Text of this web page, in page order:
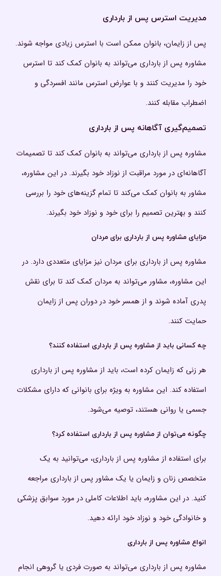
مدیریت استرس پس از بارداری
پس از زایمان، بانوان ممکن است با استرس زیادی مواجه شوند.
مشاوره پس از بارداری می‌تواند به بانوان کمک کند تا استرس
خود را مدیریت کنند و با عوارض استرس مانند افسردگی و
اضطراب مقابله کنند.
تصمیم‌گیری آگاهانه پس از بارداری
مشاوره پس از بارداری می‌تواند به بانوان کمک کند تا تصمیمات
آگاهانه‌ای در مورد مراقبت از نوزاد خود بگیرند. در این مشاوره،
مشاور به بانوان کمک می‌کند تا تمام گزینه‌های خود را بررسی
کنند و بهترین تصمیم را برای خود و نوزاد خود بگیرند.
مزایای مشاوره پس از بارداری برای مردان
مشاوره پس از بارداری برای مردان نیز مزایای متعددی دارد. در
این مشاوره، مشاور می‌تواند به مردان کمک کند تا برای نقش
پدری آماده شوند و از همسر خود در دوران پس از زایمان
حمایت کنند.
چه کسانی باید از مشاوره پس از بارداری استفاده کنند؟
هر زنی که زایمان کرده است، باید از مشاوره پس از بارداری
استفاده کند. این مشاوره به ویژه برای بانوانی که دارای مشکلات
جسمی یا روانی هستند، توصیه می‌شود.
چگونه می‌توان از مشاوره پس از بارداری استفاده کرد؟
برای استفاده از مشاوره پس از بارداری، می‌توانید به یک
متخصص زنان و زایمان یا یک مشاور پس از بارداری مراجعه
کنید. در این مشاوره، باید اطلاعات کاملی در مورد سوابق پزشکی
و خانوادگی خود و نوزاد خود ارائه دهید.
انواع مشاوره پس از بارداری
مشاوره پس از بارداری می‌تواند به صورت فردی یا گروهی انجام